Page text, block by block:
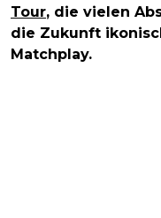
Tour, die vielen
die Zukunft
Matchplay.